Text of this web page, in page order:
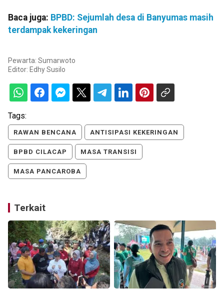
Baca juga: BPBD: Sejumlah desa di Banyumas masih
terdampak kekeringan
Pewarta: Sumarwoto
Editor: Edhy Susilo
Tags:
RAWAN BENCANA ANTISIPASI KEKERINGAN
BPBD CILACAP MASA TRANSISI
MASA PANCAROBA
Terkait